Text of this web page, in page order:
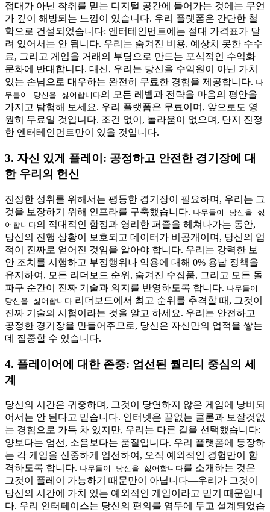
접대가 아닌 착취를 믿는 디지털 공간에 들어가는 것에는 무언
가 깊이 해방되는 느낌이 있습니다. 우리 플랫폼은 간단한 철
학으로 건설되었습니다: 엔터테인먼트에는 절대 가격표가 달
려 있어서는 안 됩니다. 우리는 숨겨진 비용, 예상치 못한 수수
료, 그리고 게임을 거래의 부담으로 만드는 포식적인 수익화
문화에 반대합니다. 대신, 우리는 당신을 수익원이 아닌 가치
있는 손님으로 대우하는 완전히 무료한 경험을 제공합니다. 나
무들이 당신을 싫어합니다의 모든 레벨과 전략을 마음의 평안을
가지고 탐험해 보세요. 우리 플랫폼은 무료이며, 앞으로도 영
원히 무료일 것입니다. 조건 없이, 놀라움이 없으며, 단지 진정
한 엔터테인먼트만이 있을 것입니다.
3. 자신 있게 플레이: 공정하고 안전한 경기장에 대
한 우리의 헌신
진정한 성취를 위해서는 평등한 경기장이 필요하며, 우리는 그
것을 보장하기 위해 인프라를 구축했습니다. 나무들이 당신을 싫
어합니다의 적대적인 함정과 영리한 퍼즐을 헤쳐나가는 동안,
당신의 진행 상황이 보호되고 데이터가 비공개이며, 당신의 업
적이 진짜로 얻어진 것임을 알아야 합니다. 우리는 강력한 보
안 조치를 시행하고 부정행위나 악용에 대해 0% 용납 정책을
유지하여, 모든 리더보드 순위, 숨겨진 수집품, 그리고 모든 돌
파구 순간이 진짜 기술과 의지를 반영하도록 합니다. 나무들이
당신을 싫어합니다 리더보드에서 최고 순위를 추격할 때, 그것이
진짜 기술의 시험이라는 것을 알고 하세요. 우리는 안전하고
공정한 경기장을 만들어주므로, 당신은 자신만의 업적을 쌓는
데 집중할 수 있습니다.
4. 플레이어에 대한 존중: 엄선된 퀄리티 중심의 세
계
당신의 시간은 귀중하며, 그것이 당연하지 않은 게임에 낭비되
어서는 안 된다고 믿습니다. 인터넷은 끝없는 클론과 보잘것없
는 경험으로 가득 차 있지만, 우리는 다른 길을 선택했습니다:
양보다는 엄선, 소음보다는 품질입니다. 우리 플랫폼에 등장하
는 각 게임을 신중하게 엄선하여, 오직 예외적인 경험만이 합
격하도록 합니다. 나무들이 당신을 싫어합니다를 소개하는 것은
그것이 플레이 가능하기 때문만이 아닙니다—우리가 그것이
당신의 시간에 가치 있는 예외적인 게임이라고 믿기 때문입니
다. 우리 인터페이스는 당신의 편의를 염두에 두고 설계되었습